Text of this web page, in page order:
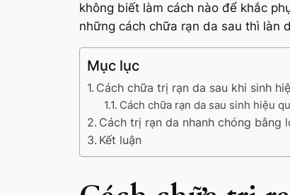
không biết làm cách nào để khắc
những cách chữa rạn da sau thì làn
Mục lục
Cách chữa trị rạn da sau khi sinh
Cách chữa rạn da sau sinh hiệu
Cách trị rạn da nhanh chóng bằng
Kết luận